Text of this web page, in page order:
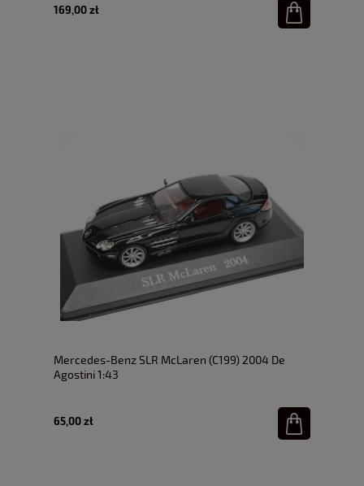
169,00 zł
Mercedes-Benz SLR McLaren (C199) 2004 De
Agostini 1:43
65,00 zł